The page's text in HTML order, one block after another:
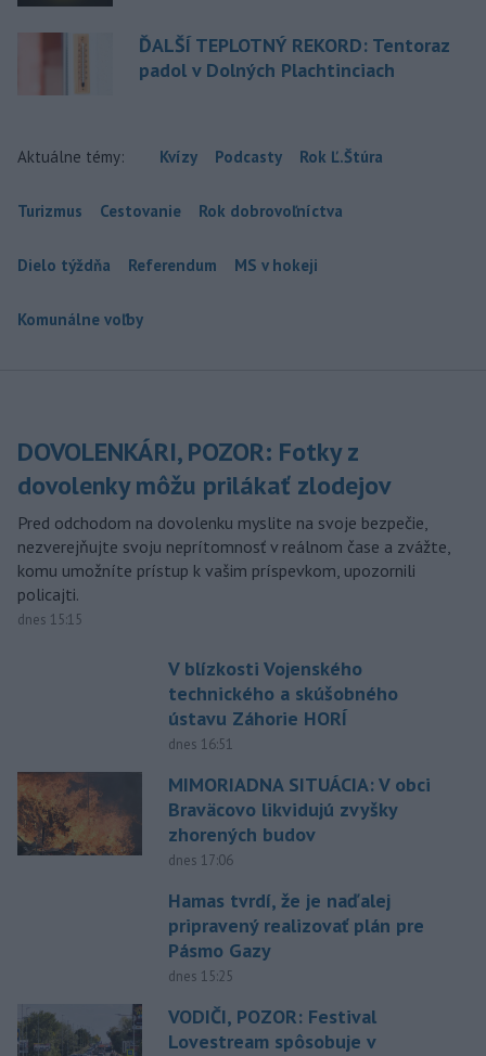
ĎALŠÍ TEPLOTNÝ REKORD: Tentoraz
padol v Dolných Plachtinciach
Aktuálne témy: Kvízy Podcasty Rok Ľ.Štúra
Turizmus Cestovanie Rok dobrovoľníctva
Dielo týždňa Referendum MS v hokeji
Komunálne voľby
DOVOLENKÁRI, POZOR: Fotky z
dovolenky môžu prilákať zlodejov
Pred odchodom na dovolenku myslite na svoje bezpečie,
nezverejňujte svoju neprítomnosť v reálnom čase a zvážte,
komu umožníte prístup k vašim príspevkom, upozornili
policajti.
dnes 15:15
V blízkosti Vojenského
technického a skúšobného
ústavu Záhorie HORÍ
dnes 16:51
MIMORIADNA SITUÁCIA: V obci
Braväcovo likvidujú zvyšky
zhorených budov
dnes 17:06
Hamas tvrdí, že je naďalej
pripravený realizovať plán pre
Pásmo Gazy
dnes 15:25
VODIČI, POZOR: Festival
Lovestream spôsobuje v